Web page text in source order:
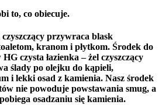
to, co obiecuje.
czyszczący przywraca blask
kranom i płytkom. Środek do
czysta łazienka – żel czyszczący
ślady po olejku do kąpieli,
i lekki osad z kamienia. Nasz środek
nie powoduje powstawania smug, a
osadzaniu się kamienia.